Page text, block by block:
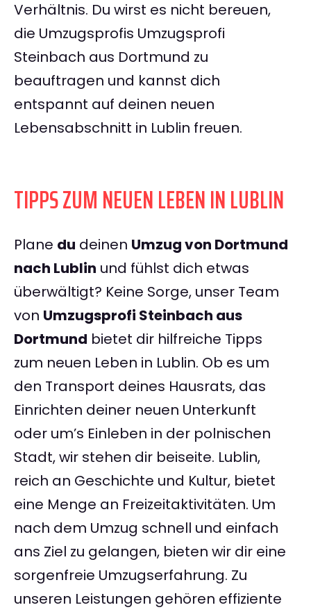
Verhältnis. Du wirst es nicht bereuen,
die Umzugsprofis Umzugsprofi
Steinbach aus Dortmund zu
beauftragen und kannst dich
entspannt auf deinen neuen
Lebensabschnitt in Lublin freuen.
TIPPS ZUM NEUEN LEBEN IN LUBLIN
Plane du deinen Umzug von Dortmund
nach Lublin und fühlst dich etwas
überwältigt? Keine Sorge, unser Team
von Umzugsprofi Steinbach aus
Dortmund bietet dir hilfreiche Tipps
zum neuen Leben in Lublin. Ob es um
den Transport deines Hausrats, das
Einrichten deiner neuen Unterkunft
oder um’s Einleben in der polnischen
Stadt, wir stehen dir beiseite. Lublin,
reich an Geschichte und Kultur, bietet
eine Menge an Freizeitaktivitäten. Um
nach dem Umzug schnell und einfach
ans Ziel zu gelangen, bieten wir dir eine
sorgenfreie Umzugserfahrung. Zu
unseren Leistungen gehören effiziente